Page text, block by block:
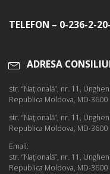
TELEFON – 0-236-2-
ADRESA
str. “Naţională”, nr. 11, Ungheni
Republica Moldova, MD-3600
str. “Naţională”, nr. 11, Ungheni
Republica Moldova, MD-3600
Email:
str. “Naţională”, nr. 11, Ungheni
Republica Moldova, MD-3600